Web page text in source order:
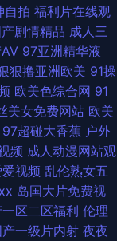
91黑料 成人剧场网
婷婷色播天堂 制服爽
产日韩一二三区 久草
页 一区二区av 91视
青草视频污 日日夜夜
草婷婷香蕉 岛国四级
自拍 福利片在线观
剧情精品 成人三
97亚洲精华液
狠撸亚洲欧美 91操
欧美色综合网 91
美女免费网站 欧美
97超碰大香蕉 户外
频 成人动漫网站观
视频 乱伦熟女五
岛国大片免费视
区二区福利 伦理
产一级片内射 夜夜